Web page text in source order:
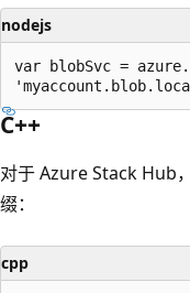
nodejs
var blobSvc =
C++
对于 Azure Stack Hub
缀：
cpp